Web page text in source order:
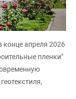
конце апреля 2026
пленки"